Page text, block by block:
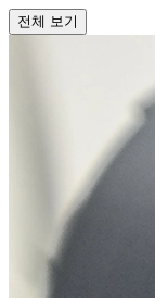
전체 보기